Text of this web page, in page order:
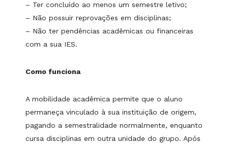
– Ter concluído ao menos um semestre letivo;
– Não possuir reprovações em disciplinas;
– Não ter pendências acadêmicas ou financeiras
com a sua IES.
Como funciona
A mobilidade acadêmica permite que o aluno
permaneça vinculado à sua instituição de origem,
pagando a semestralidade normalmente, enquanto
cursa disciplinas em outra unidade do grupo. Após